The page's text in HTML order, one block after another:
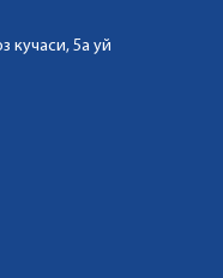
кучаси, 5а уй